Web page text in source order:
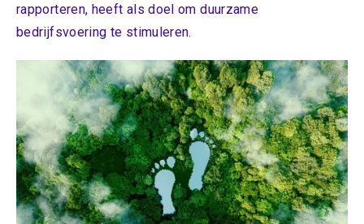
rapporteren, heeft als doel om duurzame
bedrijfsvoering te stimuleren.